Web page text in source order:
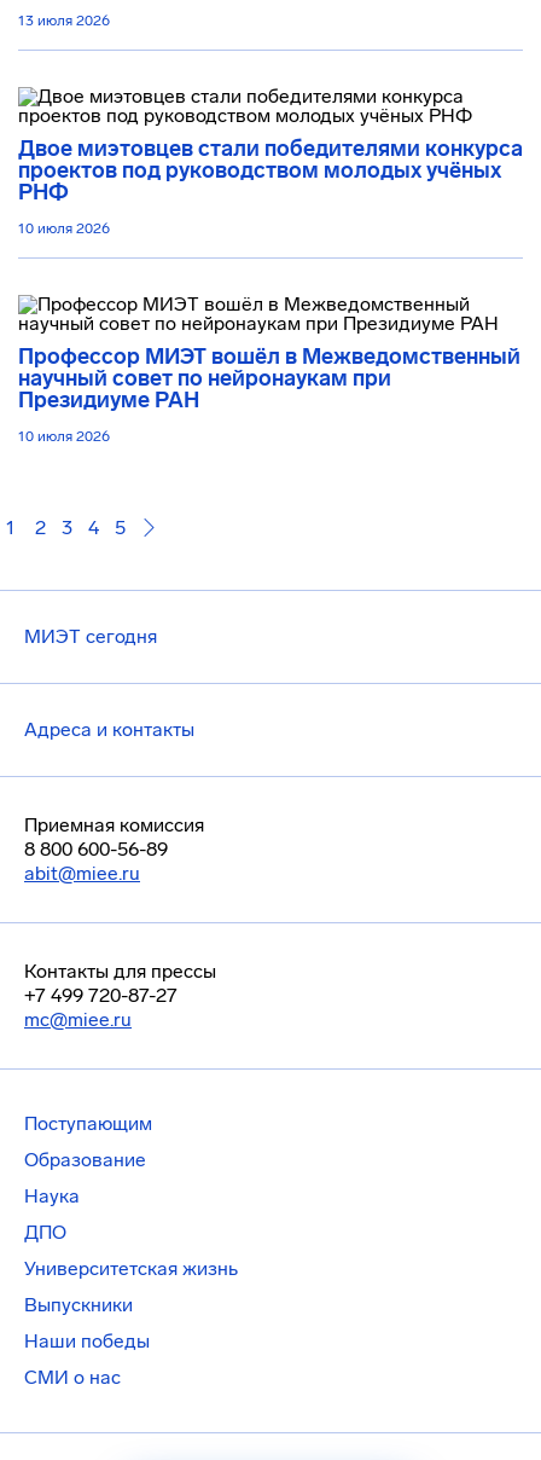
13 июля 2026
Двое миэтовцев стали победителями конкурса
проектов под руководством молодых учёных
РНФ
10 июля 2026
Профессор МИЭТ вошёл в Межведомственный
научный совет по нейронаукам при
Президиуме РАН
10 июля 2026
1 2 3 4 5
МИЭТ сегодня
Адреса и контакты
Приемная комиссия
8 800 600-56-89
abit@miee.ru
Контакты для прессы
+7 499 720-87-27
mc@miee.ru
Поступающим
Образование
Наука
ДПО
Университетская жизнь
Выпускники
Наши победы
СМИ о нас